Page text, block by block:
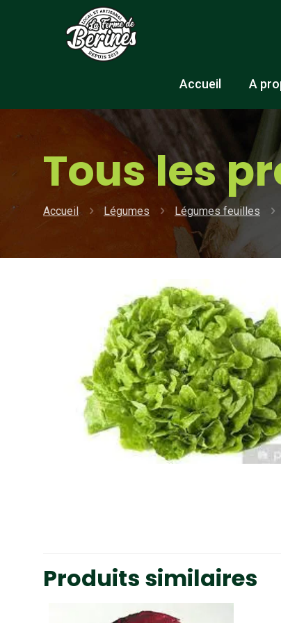
Accueil A
Tous les
Accueil Légumes Légumes feuilles
Produits similaires